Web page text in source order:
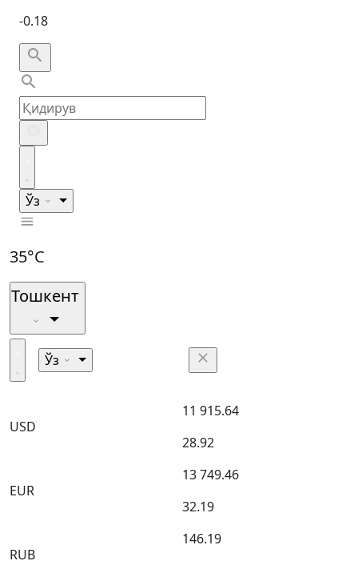
-0.18
Ўз
35°C
Тошкент
Ўз
USD
11 915.64
28.92
EUR
13 749.46
32.19
RUB
146.19